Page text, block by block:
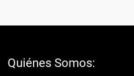
Quiénes Somos: